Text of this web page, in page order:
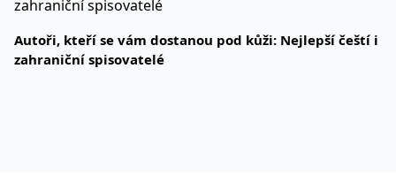
Autoři, kteří se vám dostanou pod kůži: Nejlepší čeští i
zahraniční spisovatelé